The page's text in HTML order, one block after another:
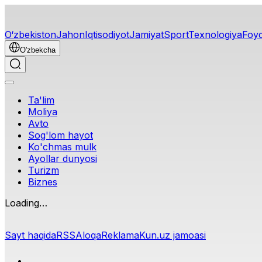
O‘zbekistonJahonIqtisodiyotJamiyatSportTexnologiya
O'zbekcha
Ta'lim
Moliya
Avto
Sog'lom hayot
Ko'chmas mulk
Ayollar dunyosi
Turizm
Biznes